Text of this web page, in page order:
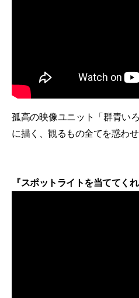
孤高の映像ユニット「群⻘い
に描く、観るもの全てを惑わ
『スポットライトを当ててくれ